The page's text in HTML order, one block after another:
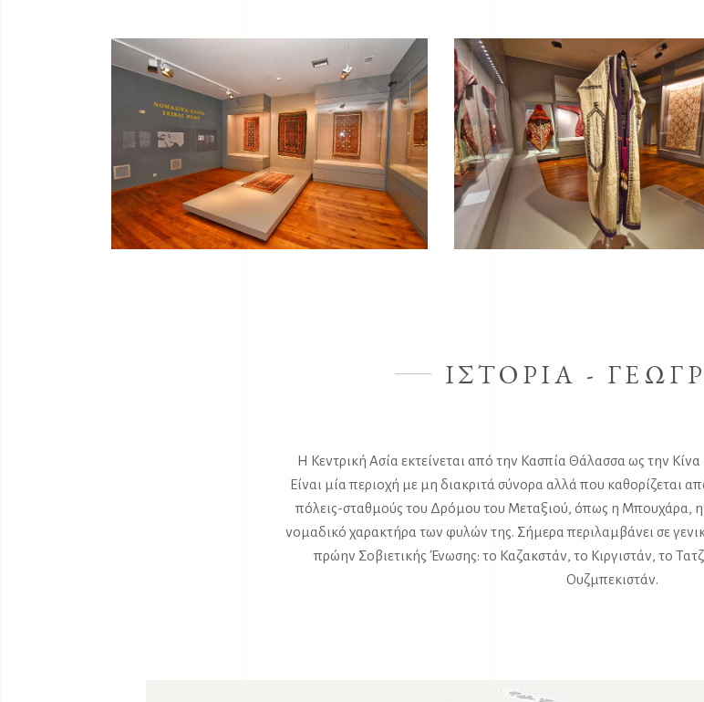
ΙΣΤΟΡΙΑ -
Η Κεντρική Ασία εκτείνεται από την Κασπία Θάλασσα ως την
Είναι μία περιοχή με μη διακριτά σύνορα αλλά που καθορίζεται
πόλεις-σταθμούς του Δρόμου του Μεταξιού, όπως η Μπουχάρα,
νομαδικό χαρακτήρα των φυλών της. Σήμερα περιλαμβάνει σε
πρώην Σοβιετικής Ένωσης: το Καζακστάν, το Κιργιστάν, το
Ουζμπεκιστάν.